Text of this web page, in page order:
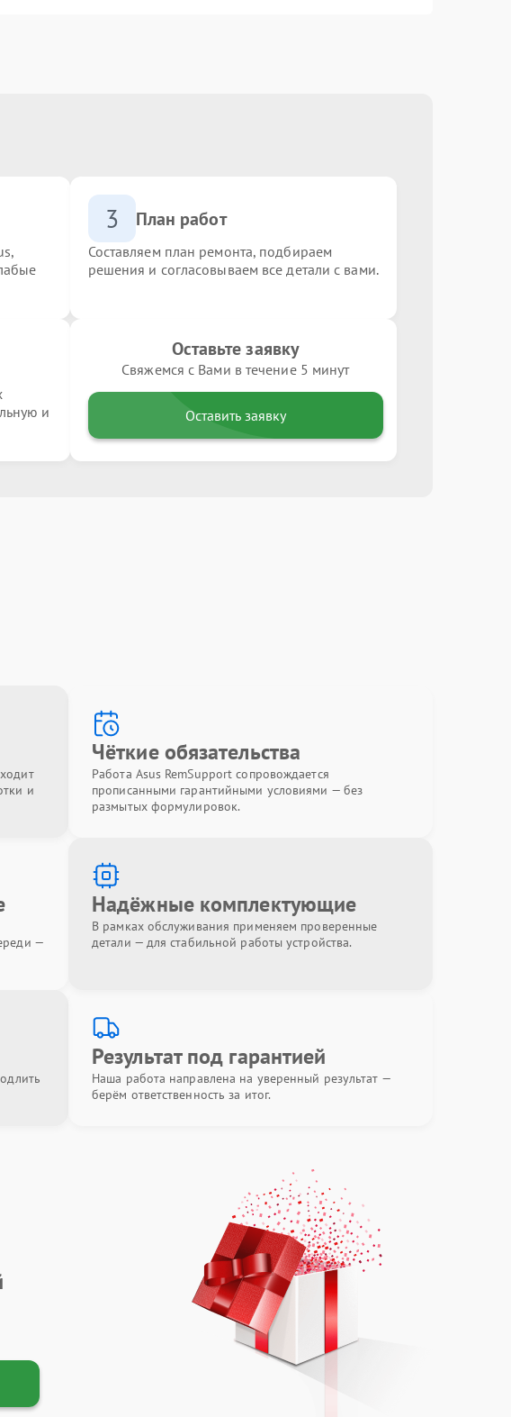
3 План работ
Составляем план ремонта, подбираем
решения и согласовываем все детали с вами.
и
Оставьте заявку
Свяжемся с Вами в течение 5 минут
Оставить заявку
и
Чёткие обязательства
Работа Asus RemSupport сопровождается
прописанными гарантийными условиями — без
размытых формулировок.
—
Надёжные комплектующие
В рамках обслуживания применяем проверенные
детали — для стабильной работы устройства.
Результат под гарантией
Наша работа направлена на уверенный результат —
берём ответственность за итог.